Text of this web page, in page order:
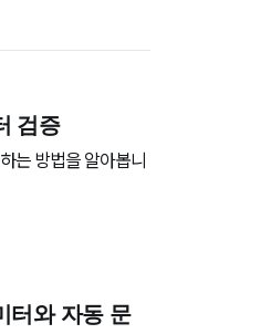
검증
는 방법을 알아봅니
터와 자동 문